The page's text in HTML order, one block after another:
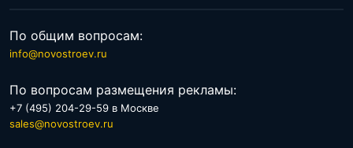
По общим вопросам:
info@novostroev.ru
По вопросам размещения рекламы:
+7 (495) 204-29-59 в Москве
sales@novostroev.ru